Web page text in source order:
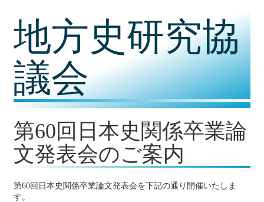
地方史研究協
議会
第60回日本史関係卒業論
文発表会のご案内
第60回日本史関係卒業論文発表会を下記の通り開催いたしま
す。